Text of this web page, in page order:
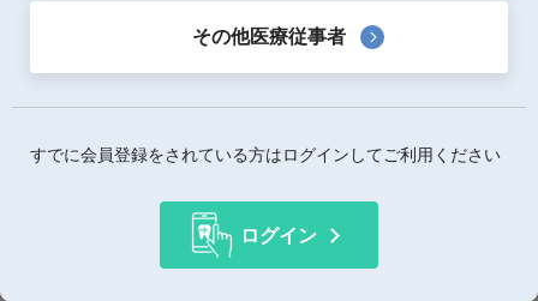
価格詳細情報
306AKBZX00039000
管理医療機器（クラスII）
その他医療従事者
すでに会員登録をされている方はログインしてご利用ください
ログイン